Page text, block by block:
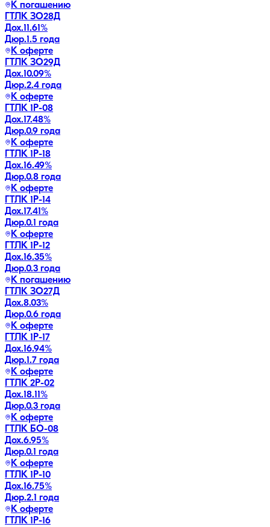
К погашению
ГТЛК ЗО28Д
Дох.11.61%
Дюр.1.5 года
К оферте
ГТЛК ЗО29Д
Дох.10.09%
Дюр.2.4 года
К оферте
ГТЛК 1P-08
Дох.17.48%
Дюр.0.9 года
К оферте
ГТЛК 1P-18
Дох.16.49%
Дюр.0.8 года
К оферте
ГТЛК 1P-14
Дох.17.41%
Дюр.0.1 года
К оферте
ГТЛК 1P-12
Дох.16.35%
Дюр.0.3 года
К погашению
ГТЛК ЗО27Д
Дох.8.03%
Дюр.0.6 года
К оферте
ГТЛК 1P-17
Дох.16.94%
Дюр.1.7 года
К оферте
ГТЛК 2P-02
Дох.18.11%
Дюр.0.3 года
К оферте
ГТЛК БО-08
Дох.6.95%
Дюр.0.1 года
К оферте
ГТЛК 1P-10
Дох.16.75%
Дюр.2.1 года
К оферте
ГТЛК 1P-16